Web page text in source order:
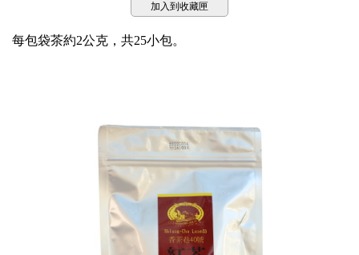
加入到收藏匣
每包袋茶約2公克，共25小包。